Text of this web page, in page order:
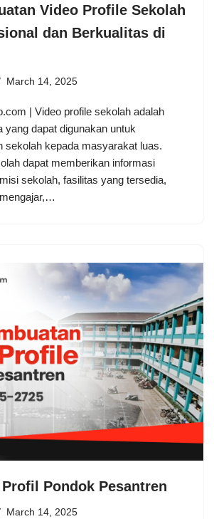
Video Profile Sekolah
dan Berkualitas di
March 14, 2025
| Video profile sekolah adalah
yang dapat digunakan untuk
sekolah kepada masyarakat luas.
dapat memberikan informasi
sekolah, fasilitas yang tersedia,
Pondok Pesantren
March 14, 2025